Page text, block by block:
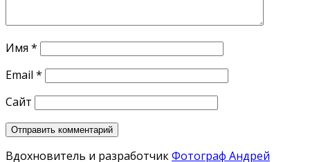
Имя *
Email *
Сайт
Вдохновитель и разработчикФотограф Андрей